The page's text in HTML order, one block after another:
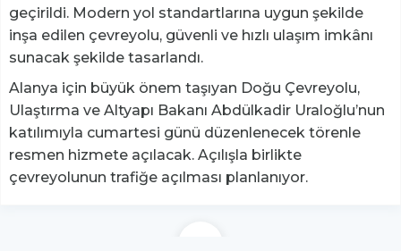
geçirildi. Modern yol standartlarına uygun şekilde
inşa edilen çevreyolu, güvenli ve hızlı ulaşım imkânı
sunacak şekilde tasarlandı.
Alanya için büyük önem taşıyan Doğu Çevreyolu,
Ulaştırma ve Altyapı Bakanı Abdülkadir Uraloğlu’nun
katılımıyla cumartesi günü düzenlenecek törenle
resmen hizmete açılacak. Açılışla birlikte
çevreyolunun trafiğe açılması planlanıyor.